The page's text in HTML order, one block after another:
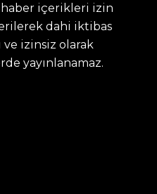
içerikleri izin
dahi iktibas
ve izinsiz olarak
yayınlanamaz.